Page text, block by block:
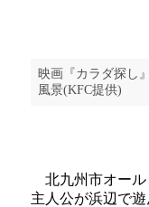
映画『カラダ探し
風景(KFC提供)
北九州市オール
主人公が浜辺で